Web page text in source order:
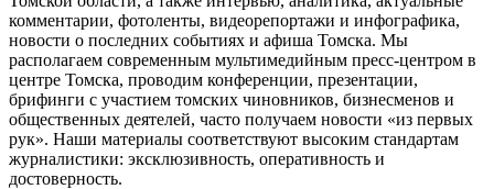
комментарии, фотоленты, видеорепортажи и инфографика,
новости о последних событиях и афиша Томска. Мы
располагаем современным мультимедийным пресс-центром в
центре Томска, проводим конференции, презентации,
брифинги с участием томских чиновников, бизнесменов и
общественных деятелей, часто получаем новости «из первых
рук». Наши материалы соответствуют высоким стандартам
журналистики: эксклюзивность, оперативность и
достоверность.